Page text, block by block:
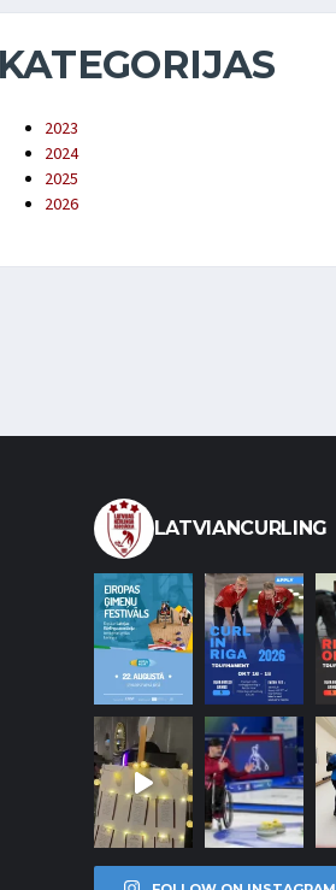
KATEGORIJAS
2023
2024
2025
2026
LATVIANCURLING